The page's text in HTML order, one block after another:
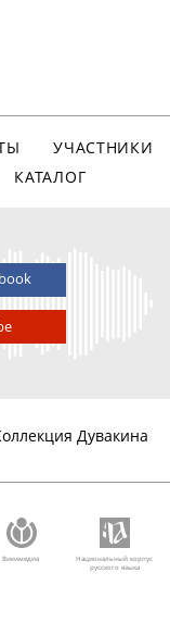
УЧАСТНИКИ
КАТАЛОГ
Дувакина
Викимедиа
Национальный корпус
русского языка